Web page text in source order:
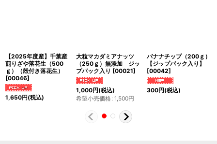
【2025年度産】千葉産
煎りざや落花生（500
ｇ）（殻付き落花生）
[00046]
1,650円(税込)
大粒マカダミアナッツ
（250ｇ）無添加 ジッ
プパック入り [00021]
1,000円(税込)
希望小売価格: 1,500円
バナナチップ（200ｇ）
【ジップパック入り】
[00042]
300円(税込)